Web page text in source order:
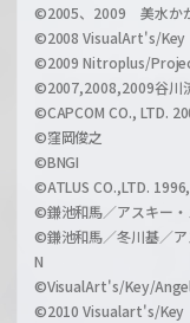
©2005、2009 美水か
©2008 VisualArt's/Key
©2009 Nitroplus/
©2007,2008,2009谷川
©CAPCOM CO., LTD.
©窪岡俊之
©BNGI
©ATLUS CO.,LTD.
©鎌池和馬／アスキー・
©鎌池和馬／冬川基／ア
N
©VisualArt's/Key/
©2010 Visualart's/Key